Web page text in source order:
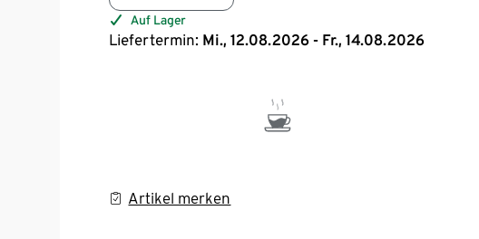
Auf Lager
Liefertermin: Mi., 12.08.2026 - Fr., 14.08.2026
Artikel merken